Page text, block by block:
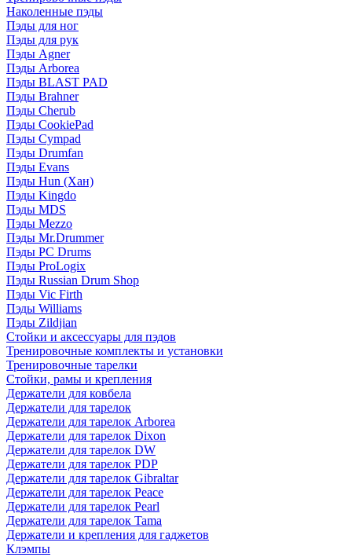
Наколенные пэды
Пэды для ног
Пэды для рук
Пэды Agner
Пэды Arborea
Пэды BLAST PAD
Пэды Brahner
Пэды Cherub
Пэды CookiePad
Пэды Cympad
Пэды Drumfan
Пэды Evans
Пэды Hun (Хан)
Пэды Kingdo
Пэды MDS
Пэды Mezzo
Пэды Mr.Drummer
Пэды PC Drums
Пэды ProLogix
Пэды Russian Drum Shop
Пэды Vic Firth
Пэды Williams
Пэды Zildjian
Стойки и аксессуары для пэдов
Тренировочные комплекты и установки
Тренировочные тарелки
Стойки, рамы и крепления
Держатели для ковбела
Держатели для тарелок
Держатели для тарелок Arborea
Держатели для тарелок Dixon
Держатели для тарелок DW
Держатели для тарелок PDP
Держатели для тарелок Gibraltar
Держатели для тарелок Peace
Держатели для тарелок Pearl
Держатели для тарелок Tama
Держатели и крепления для гаджетов
Клэмпы